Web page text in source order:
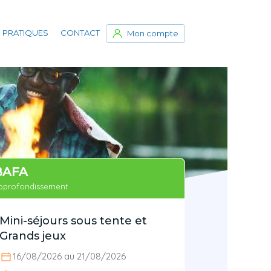
PRATIQUES CONTACT Mon compte
Mini-séjours sous tente et
Grands jeux
16/08/2026 au 21/08/2026